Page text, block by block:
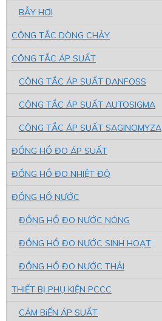
BẪY HƠI
CÔNG TẮC DÒNG CHẢY
CÔNG TẮC ÁP SUẤT
CÔNG TẮC ÁP SUẤT DANFOSS
CÔNG TẮC ÁP SUẤT AUTOSIGMA
CÔNG TẮC ÁP SUẤT SAGINOMYZA
ĐỒNG HỒ ĐO ÁP SUẤT
ĐỒNG HỒ ĐO NHIỆT ĐỘ
ĐỒNG HỒ NƯỚC
ĐỒNG HỒ ĐO NƯỚC NÓNG
ĐỒNG HỒ ĐO NƯỚC SINH HOẠT
ĐỒNG HỒ ĐO NƯỚC THẢI
THIẾT BỊ PHỤ KIỆN PCCC
CẢM BiẾN ÁP SUẤT